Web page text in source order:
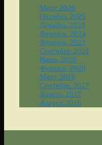
Март 2026
Октябрь 2025
Декабрь 2024
Февраль 2024
Февраль 2023
Сентябрь 2021
Июнь 2020
Февраль 2020
Март 2018
Сентябрь 2017
Январь 2017
Август 2016